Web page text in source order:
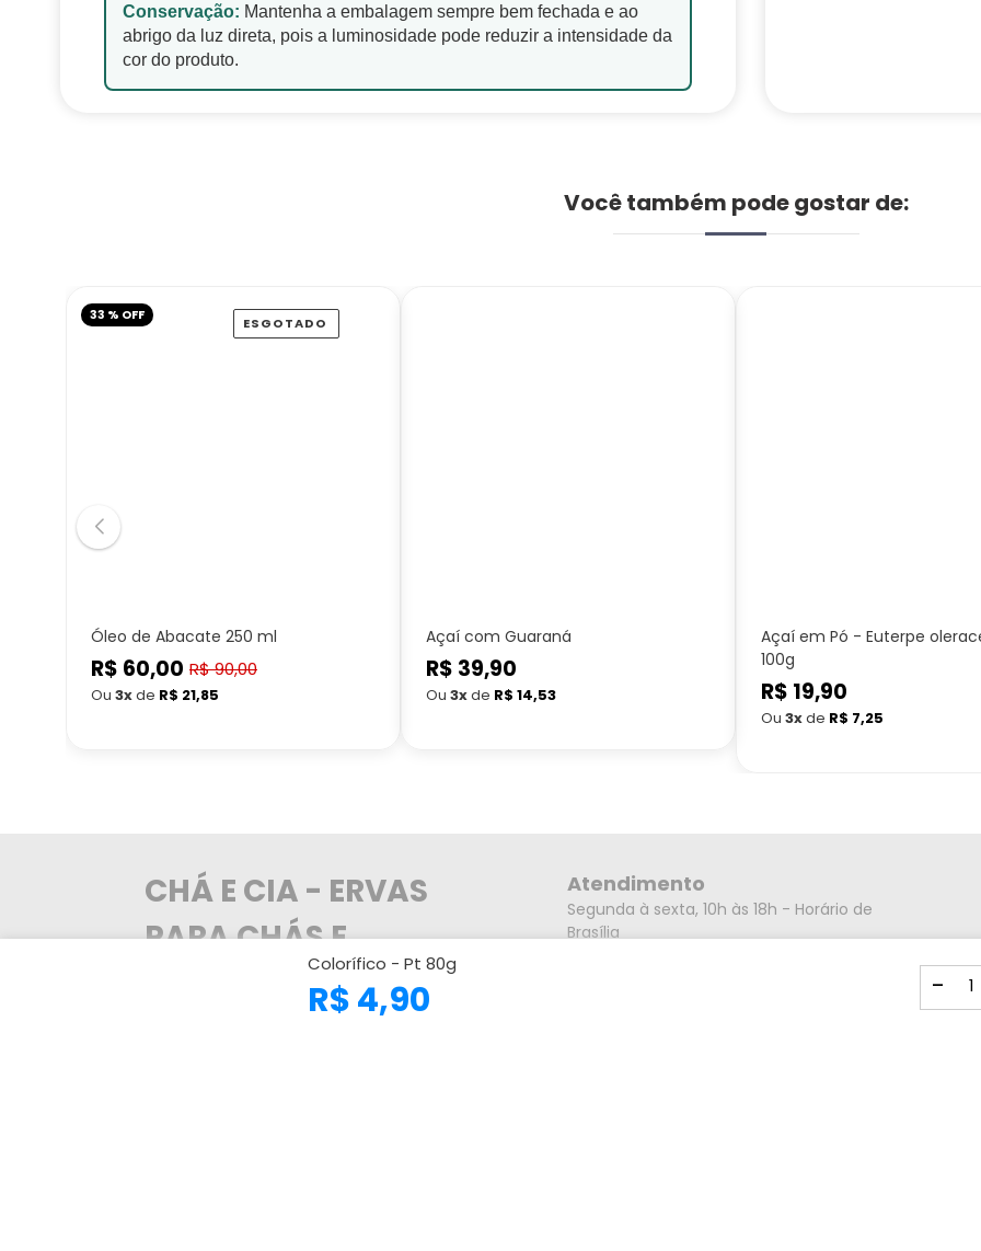
Conservação: Mantenha a embalagem sempre bem fechada e ao
abrigo da luz direta, pois a luminosidade pode reduzir a intensidade da
cor do produto.
Colorífico - Pt 80g
R$ 4,90 -
Você também pode gostar de:
ESGOTADO
Óleo de Abacate 250 ml
Preço
promocional
R$ 60,00 Preço
normal
R$ 90,00
33 % OFF
Ou 3xde R$ 21,85
Açaí com Guaraná
Preço
normal
R$ 39,90
Ou 3xde R$ 14,53
Açaí em Pó - Euterpe
100g
Preço
normal
R$ 19,90
Ou 3xde R$ 7,25
CHÁ E CIA - ERVAS
PARA CHÁS E
A Chá e Cia trabalha com os melhores
Atendimento
Segunda à sexta, 10h às 18h - Horário de
Brasília